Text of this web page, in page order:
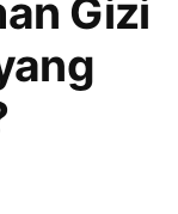
Gizi